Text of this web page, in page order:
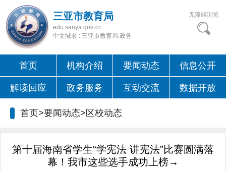
三亚市教育局
edu.sanya.gov.cn
中文域名 : 三亚市教育局.政务
无障碍浏览
首页 机构介绍 要闻动态 信息公开
解读回应 政务服务 互动交流 数据开放
首页>要闻动态>区校动态
第十届海南省学生“学宪法 讲宪法”比赛圆满落
幕！我市这些选手成功上榜→